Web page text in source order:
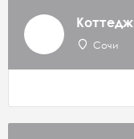
Сочи